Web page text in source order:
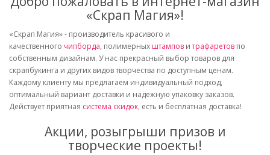
«Скрап Магия»!
«Скрап Магия» - производитель красивого и
качественного чипборда, полимерных штампов итрафаретов по
собственным дизайнам. У нас прекрасный выбор товаров для
скрапбукинга и других видов творчества по доступным ценам.
Каждому клиенту мы предлагаем индивидуальный подход,
оптимальный вариант доставки и надежную упаковку заказов.
Действует приятная система скидок, есть и бесплатная доставка!
Акции, розыгрыши призов и
творческие проекты!